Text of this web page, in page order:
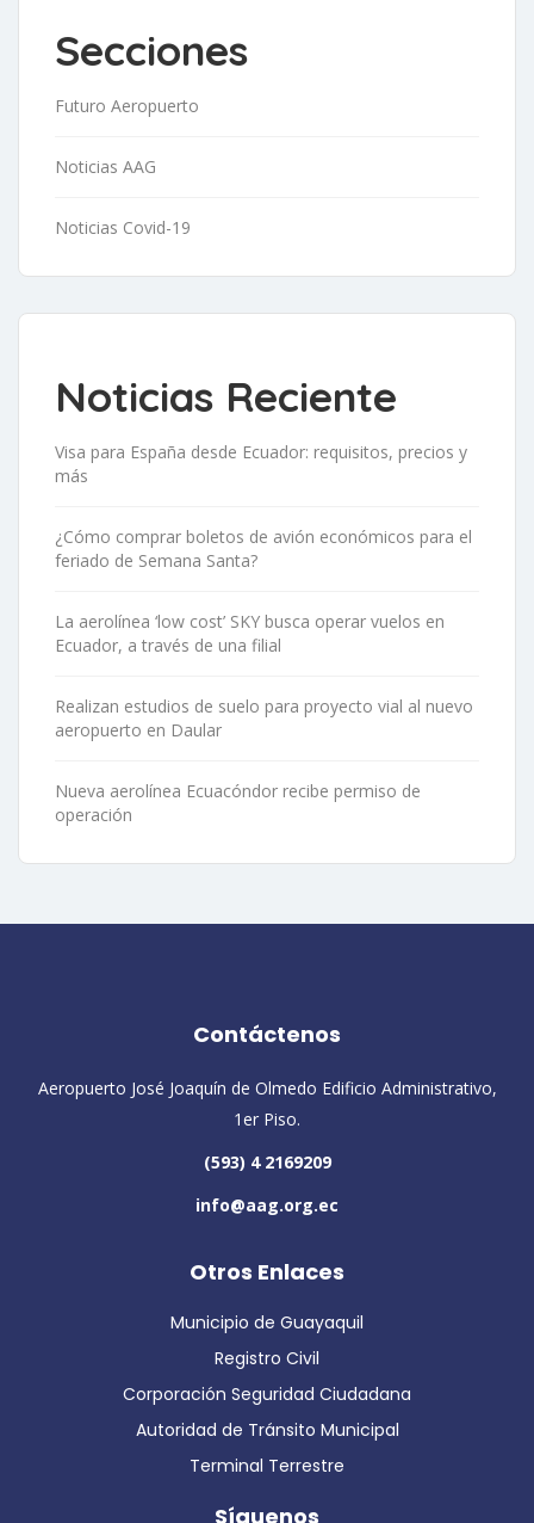
Secciones
Futuro Aeropuerto
Noticias AAG
Noticias Covid-19
Noticias Reciente
Visa para España desde Ecuador: requisitos, precios y
más
¿Cómo comprar boletos de avión económicos para el
feriado de Semana Santa?
La aerolínea ‘low cost’ SKY busca operar vuelos en
Ecuador, a través de una filial
Realizan estudios de suelo para proyecto vial al nuevo
aeropuerto en Daular
Nueva aerolínea Ecuacóndor recibe permiso de
operación
Contáctenos
Aeropuerto José Joaquín de Olmedo Edificio Administrativo,
1er Piso.
(593) 4 2169209
info@aag.org.ec
Otros Enlaces
Municipio de Guayaquil
Registro Civil
Corporación Seguridad Ciudadana
Autoridad de Tránsito Municipal
Terminal Terrestre
Síguenos